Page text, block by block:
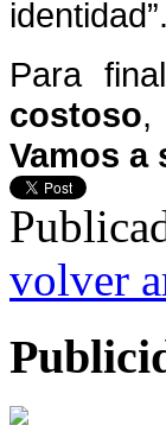
identidad”.
Para
costoso,
Vamos a
volver